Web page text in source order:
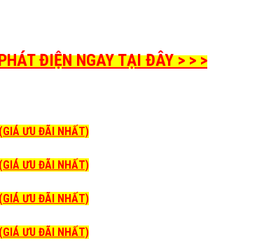
ĐIỆN NGAY TẠI ĐÂY > > >
ƯU ĐÃI NHẤT)
ƯU ĐÃI NHẤT)
ƯU ĐÃI NHẤT)
ƯU ĐÃI NHẤT)